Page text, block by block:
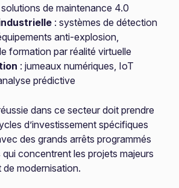
de maintenance 4.0
: systèmes de détection
anti-explosion,
formation par réalité virtuelle
: jumeaux numériques, IoT
prédictive
dans ce secteur doit prendre
d’investissement spécifiques
des grands arrêts programmés
concentrent les projets majeurs
de modernisation.